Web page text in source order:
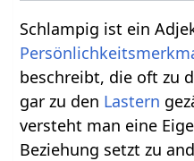
Schlampig ist ein
beschreibt, die oft zu
gar zu den Lastern
versteht man eine
Beziehung setzt zu